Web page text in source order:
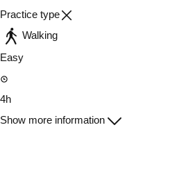
Practice type
Walking
Easy
4h
Show more information